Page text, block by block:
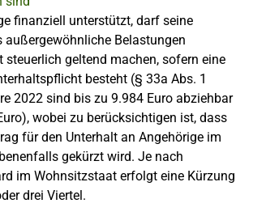
finanziell unterstützt, darf seine
außergewöhnliche Belastungen
steuerlich geltend machen, sofern eine
besteht (§ 33a Abs. 1
2022 sind bis zu 9.984 Euro abziehbar
wobei zu berücksichtigen ist, dass
für den Unterhalt an Angehörige im
gekürzt wird. Je nach
im Wohnsitzstaat erfolgt eine Kürzung
drei Viertel.